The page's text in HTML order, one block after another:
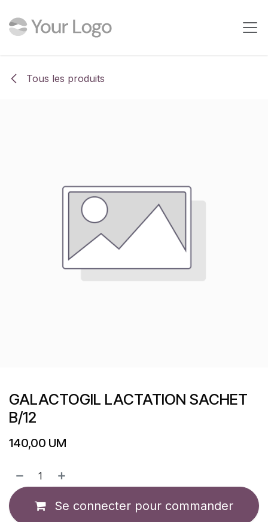
Tous les produits
GALACTOGIL LACTATION SACHET
B/12
140,00 UM
Se connecter pour commander